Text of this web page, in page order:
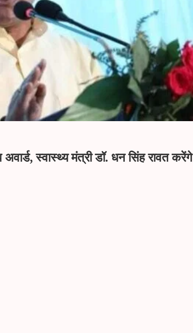
स्वास्थ्य मंत्री डॉ. धन सिंह रावत करेंगे